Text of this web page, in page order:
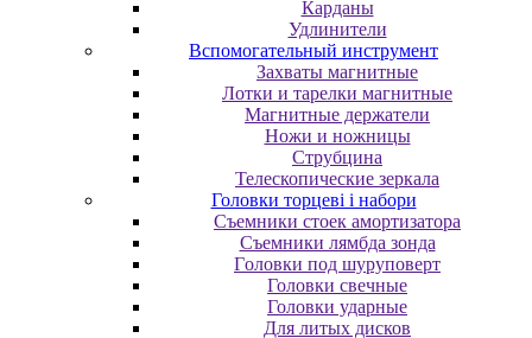
Карданы
Удлинители
Вспомогательный инструмент
Захваты магнитные
Лотки и тарелки магнитные
Магнитные держатели
Ножи и ножницы
Струбцина
Телескопические зеркала
Головки торцеві і набори
Cъeмники cтoeк aмopтизaтopa
Cъeмники лямбдa зoндa
Гoлoвки пoд шуpупoвepт
Головки свечные
Головки ударные
Для литых дисков